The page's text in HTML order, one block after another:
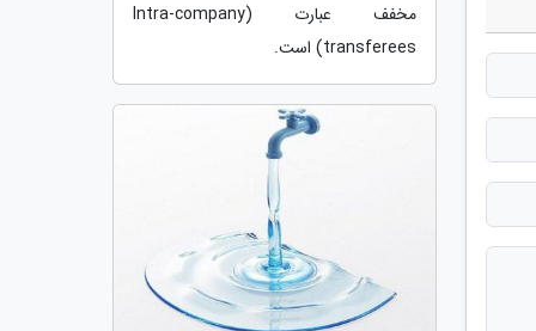
مخفف عبارت (Intra-company
transferees) است.